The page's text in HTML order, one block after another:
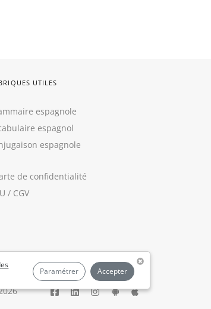
Paramétrer Accepter
UTILES
espagnole
espagnol
espagnole
de confidentialité
/ CGV